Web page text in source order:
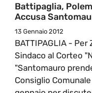
Battipaglia,
Accusa
13 Gennaio 2012
BATTIPAGLIA -
Sindaco al Corteo
"Santomauro
Consiglio